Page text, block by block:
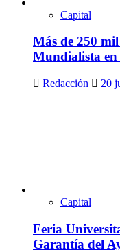
Capital
Más de 250
Mundialista
Redacción 20
Capital
Feria
Garantía del